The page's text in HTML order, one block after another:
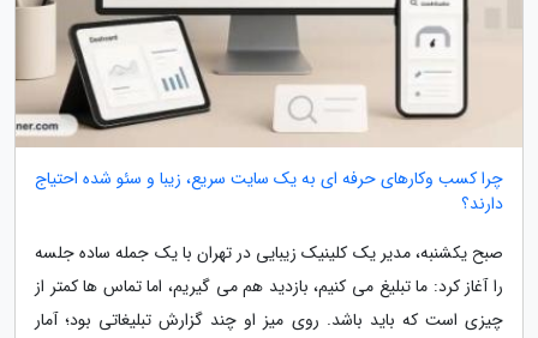
چرا کسب وکارهای حرفه ای به یک سایت سریع، زیبا و سئو شده احتیاج
دارند؟
صبح یکشنبه، مدیر یک کلینیک زیبایی در تهران با یک جمله ساده جلسه
را آغاز کرد: ما تبلیغ می کنیم، بازدید هم می گیریم، اما تماس ها کمتر از
چیزی است که باید باشد. روی میز او چند گزارش تبلیغاتی بود؛ آمار